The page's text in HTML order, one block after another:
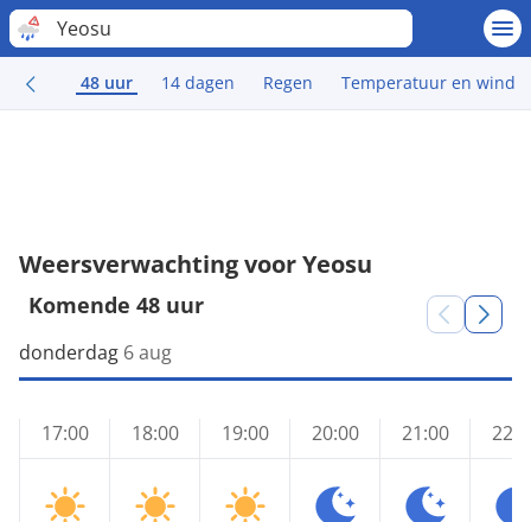
Yeosu
48 uur 14 dagen Regen Temperatuur en wind
Weersverwachting voor Yeosu
Komende 48 uur
donderdag 6 aug
17:00 18:00 19:00 20:00 21:00